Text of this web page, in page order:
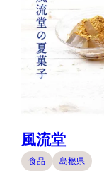
風流堂
食品 島根県